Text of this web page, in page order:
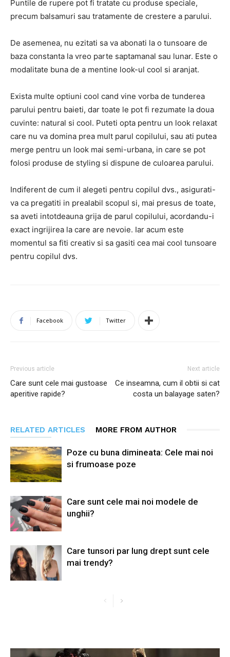
Puntile de rupere pot fi tratate cu produse speciale,
precum balsamuri sau tratamente de crestere a parului.
De asemenea, nu ezitati sa va abonati la o tunsoare de
baza constanta la vreo parte saptamanal sau lunar. Este o
modalitate buna de a mentine look-ul cool si aranjat.
Exista multe optiuni cool cand vine vorba de tunderea
parului pentru baieti, dar toate le pot fi rezumate la doua
cuvinte: natural si cool. Puteti opta pentru un look relaxat
care nu va domina prea mult parul copilului, sau ati putea
merge pentru un look mai semi-urbana, in care se pot
folosi produse de styling si dispune de culoarea parului.
Indiferent de cum il alegeti pentru copilul dvs., asigurati-
va ca pregatiti in prealabil scopul si, mai presus de toate,
sa aveti intotdeauna grija de parul copilului, acordandu-i
exact ingrijirea la care are nevoie. Iar acum este
momentul sa fiti creativ si sa gasiti cea mai cool tunsoare
pentru copilul dvs.
Facebook Twitter
Previous article
Care sunt cele mai gustoase
aperitive rapide?
Next article
Ce inseamna, cum il obtii si cat
costa un balayage saten?
RELATED ARTICLES MORE FROM AUTHOR
Poze cu buna dimineata: Cele mai noi
si frumoase poze
Care sunt cele mai noi modele de
unghii?
Care tunsori par lung drept sunt cele
mai trendy?